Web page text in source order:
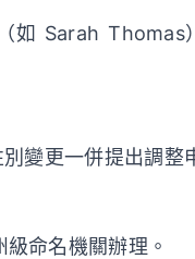
如 Sarah Thomas
變更一併提出調整
命名機關辦理。